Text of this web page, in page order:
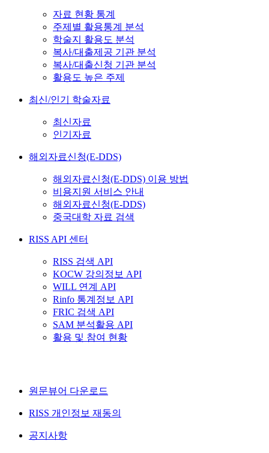
자료 현황 통계
주제별 활용통계 분석
학술지 활용도 분석
복사/대출제공 기관 분석
복사/대출신청 기관 분석
활용도 높은 주제
최신/인기 학술자료
최신자료
인기자료
해외자료신청(E-DDS)
해외자료신청(E-DDS) 이용 방법
비용지원 서비스 안내
해외자료신청(E-DDS)
중국대학 자료 검색
RISS API 센터
RISS 검색 API
KOCW 강의정보 API
WILL 연계 API
Rinfo 통계정보 API
FRIC 검색 API
SAM 분석활용 API
활용 및 참여 현황
원문뷰어 다운로드
RISS 개인정보 재동의
공지사항